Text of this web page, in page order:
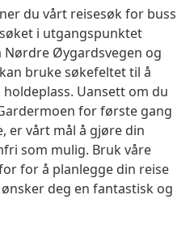
du vårt reisesøk for buss
i utgangspunktet
Øygardsvegen og
bruke søkefeltet til å
Uansett om du
for første gang
er vårt mål å gjøre din
som mulig. Bruk våre
for å planlegge din reise
deg en fantastisk og